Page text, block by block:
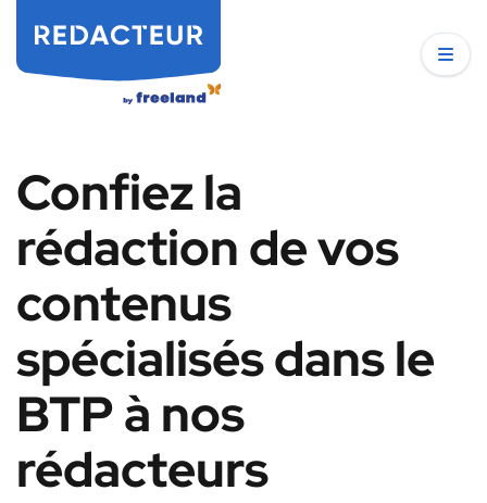
Confiez la
rédaction de vos
contenus
spécialisés dans le
BTP à nos
rédacteurs